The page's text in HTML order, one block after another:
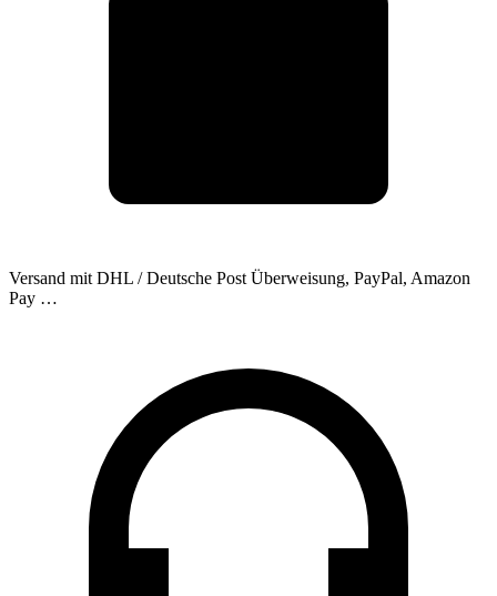
Versand mit DHL / Deutsche Post Überweisung, PayPal, Amazon
Pay …